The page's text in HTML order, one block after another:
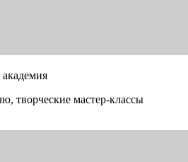
творческие мастер-классы